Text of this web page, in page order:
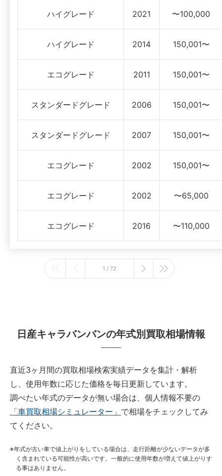
ハイグレード 2021 〜100,000
ハイグレード 2014 150,001〜
エコグレード 2011 150,001〜
スタンダードグレード 2006 150,001〜
スタンダードグレード 2007 150,001〜
エコグレード 2002 150,001〜
エコグレード 2002 〜65,000
エコグレード 2016 〜110,000
1 / 72
日産キャラバンバンの年式別買取相場情報
直近3ヶ月間の買取相場検索実績データを集計・解析
し、使用年数に応じた価格を毎日更新しています。
調べたい年式のデータが無い場合は、個人情報不要の
「車買取相場シミュレーター」 で相場をチェックしてみ
てください。
年式が古い車で値上がりをしている場合は、走行距離が少ないデータが多
く含まれている可能性が高いです。一般的に使用年数が増えて値上がりす
る事はありません。